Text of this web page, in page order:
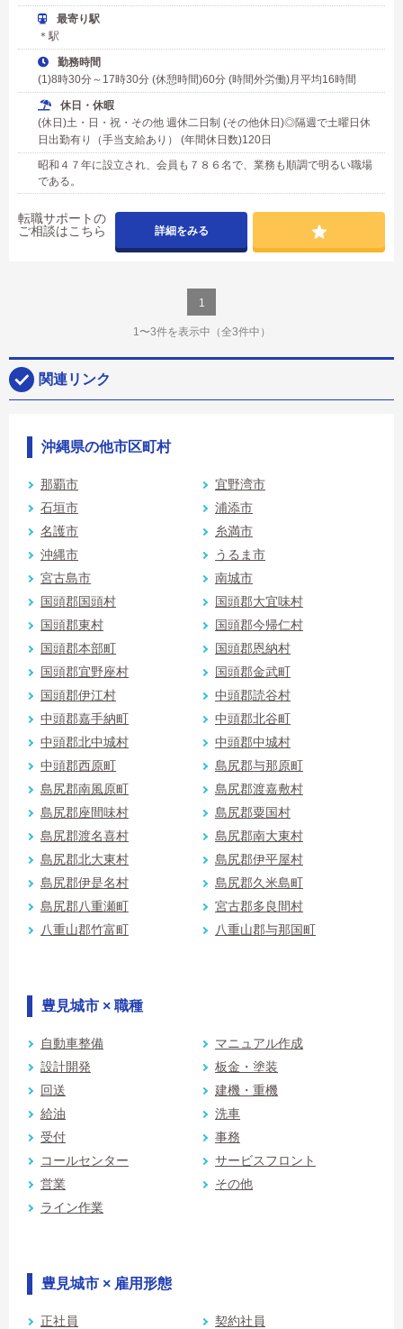
最寄り駅
＊駅
勤務時間
(1)8時30分～17時30分 (休憩時間)60分 (時間外労働)月平均16時間
休日・休暇
(休日)土・日・祝・その他 週休二日制 (その他休日)◎隔週で土曜日休
日出勤有り（手当支給あり） (年間休日数)120日
昭和４７年に設立され、会員も７８６名で、業務も順調で明るい職場
である。
転職サポートの
ご相談はこちら
詳細をみる
1
1〜3件を表示中 （全3件中）
関連リンク
沖縄県の他市区町村
那覇市
宜野湾市
石垣市
浦添市
名護市
糸満市
沖縄市
うるま市
宮古島市
南城市
国頭郡国頭村
国頭郡大宜味村
国頭郡東村
国頭郡今帰仁村
国頭郡本部町
国頭郡恩納村
国頭郡宜野座村
国頭郡金武町
国頭郡伊江村
中頭郡読谷村
中頭郡嘉手納町
中頭郡北谷町
中頭郡北中城村
中頭郡中城村
中頭郡西原町
島尻郡与那原町
島尻郡南風原町
島尻郡渡嘉敷村
島尻郡座間味村
島尻郡粟国村
島尻郡渡名喜村
島尻郡南大東村
島尻郡北大東村
島尻郡伊平屋村
島尻郡伊是名村
島尻郡久米島町
島尻郡八重瀬町
宮古郡多良間村
八重山郡竹富町
八重山郡与那国町
豊見城市 × 職種
自動車整備
マニュアル作成
設計開発
板金・塗装
回送
建機・重機
給油
洗車
受付
事務
コールセンター
サービスフロント
営業
その他
ライン作業
豊見城市 × 雇用形態
正社員
契約社員